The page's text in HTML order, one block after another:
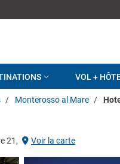
VOL +
/ Monterosso al Mare /
21, Voir la carte